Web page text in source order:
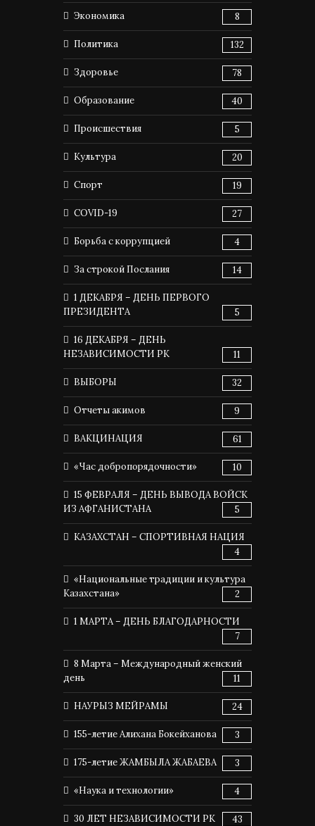
Экономика 8
Политика 132
Здоровье 78
Образование 40
Происшествия 5
Культура 20
Спорт 19
COVID-19 27
Борьба с коррупцией 4
За строкой Послания 14
1 ДЕКАБРЯ – ДЕНЬ ПЕРВОГО
ПРЕЗИДЕНТА
5
16 ДЕКАБРЯ – ДЕНЬ
НЕЗАВИСИМОСТИ РК
11
ВЫБОРЫ 32
Отчеты акимов 9
ВАКЦИНАЦИЯ 61
«Час добропорядочности» 10
15 ФЕВРАЛЯ – ДЕНЬ ВЫВОДА ВОЙСК
ИЗ АФГАНИСТАНА
5
КАЗАХСТАН – СПОРТИВНАЯ НАЦИЯ
4
«Национальные традиции и культура
Казахстана»
2
1 МАРТА – ДЕНЬ БЛАГОДАРНОСТИ
7
8 Марта – Международный женский
день
11
НАУРЫЗ МЕЙРАМЫ 24
155-летие Алихана Бокейханова 3
175-летие ЖАМБЫЛА ЖАБАЕВА 3
«Наука и технологии» 4
30 ЛЕТ НЕЗАВИСИМОСТИ РК 43